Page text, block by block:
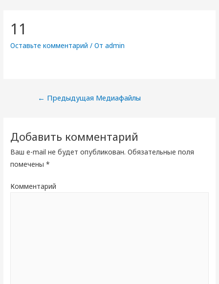
11
Оставьте комментарий / От admin
Навигация
записям
← Предыдущая Медиафайлы
Добавить комментарий
Ваш e-mail не будет опубликован. Обязательные поля
помечены*
Комментарий